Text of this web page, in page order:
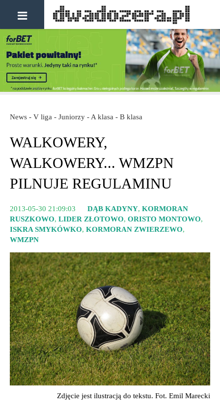
News - V liga - Juniorzy - A klasa - B klasa
WALKOWERY,
WALKOWERY... WMZPN
PILNUJE REGULAMINU
2013-05-30 21:09:03 DĄB KADYNY, KORMORAN
RUSZKOWO, LIDER ZŁOTOWO, ORISTO MONTOWO,
ISKRA SMYKÓWKO, KORMORAN ZWIERZEWO,
WMZPN
Zdjęcie jest ilustracją do tekstu. Fot. Emil Marecki